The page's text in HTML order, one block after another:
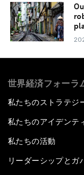
世界経済フォーラ
私たちのストラテジ
私たちのアイデンテ
私たちの活動
リーダーシップとガ